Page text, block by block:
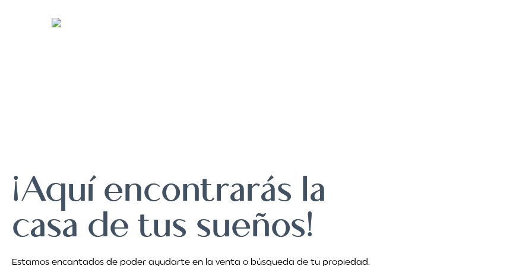
¡Aquí encontrarás la
casa de tus sueños!
Estamos encantados de poder ayudarte en la venta o búsqueda de tu propiedad.